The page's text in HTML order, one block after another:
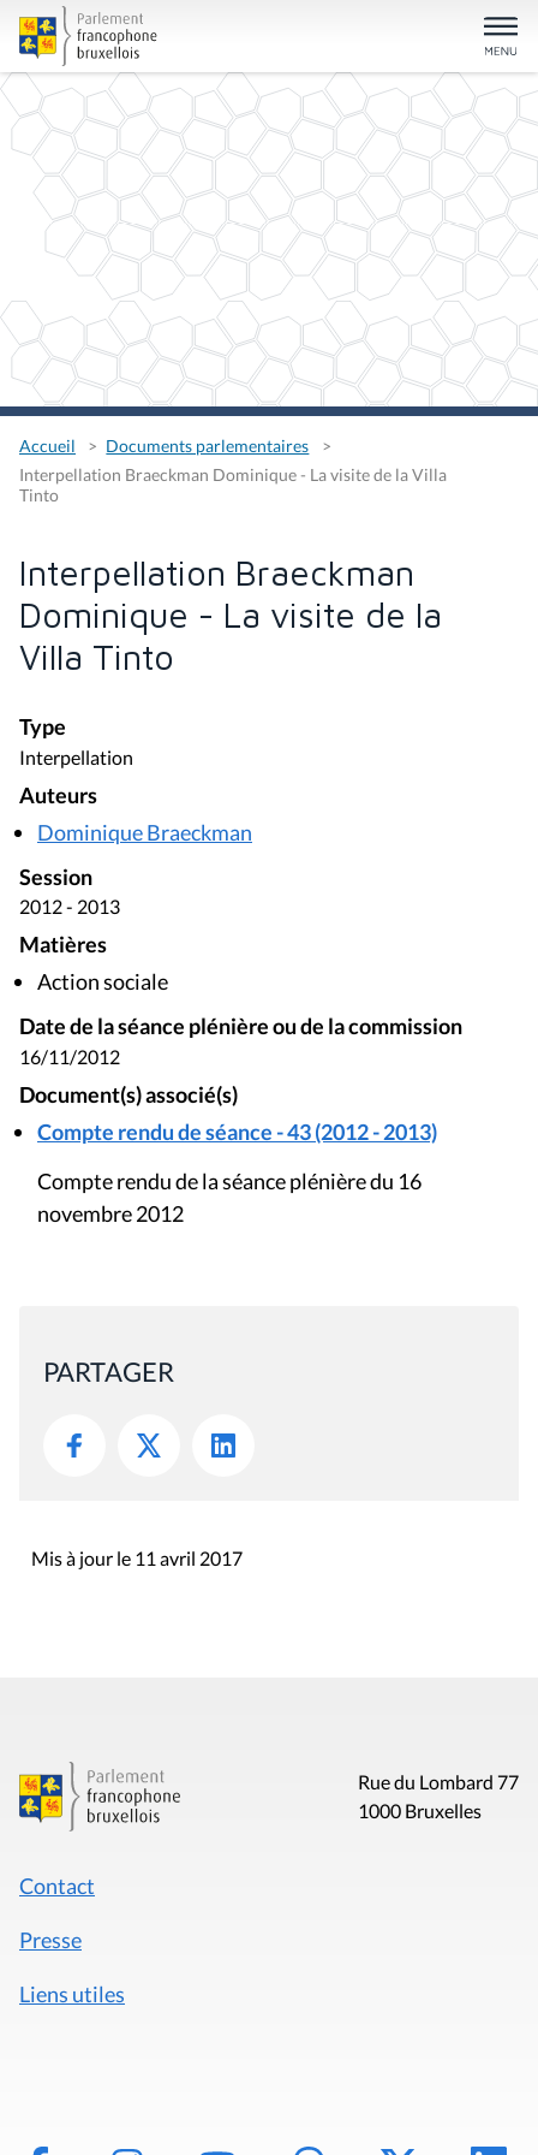
Accueil
Documents parlementaires
Interpellation Braeckman Dominique - La visite de la Villa
Tinto
Interpellation Braeckman
Dominique - La visite de la
Villa Tinto
Type
Interpellation
Auteurs
Dominique Braeckman
Session
2012 - 2013
Matières
Action sociale
Date de la séance plénière ou de la commission
16/11/2012
Document(s) associé(s)
Compte rendu de séance - 43 (2012 - 2013)
Compte rendu de la séance plénière du 16
novembre 2012
PARTAGER
Mis à jour le 11 avril 2017
Rue du Lombard 77
1000 Bruxelles
Contact
Presse
Liens utiles